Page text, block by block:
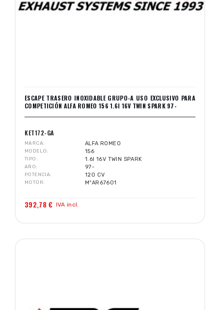
ESCAPE TRASERO INOXIDABLE GRUPO-A USO EXCLUSIVO PARA
COMPETICIÓN ALFA ROMEO 156 1.6I 16V TWIN SPARK 97-
KET172-GA
MARCA ALFA ROMEO
MODELO 156
TIPO 1.6I 16V TWIN SPARK
AÑO 97-
POTENCIA 120 CV
MOTOR MºAR67601
392,78 € IVA incl.